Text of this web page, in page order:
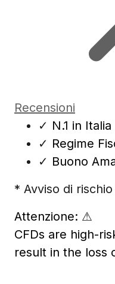
Recensioni
✓ N.1 in Italia
✓ Regime
✓ Buono
* Avviso di
Attenzione: ⚠
CFDs are high-
result in the loss